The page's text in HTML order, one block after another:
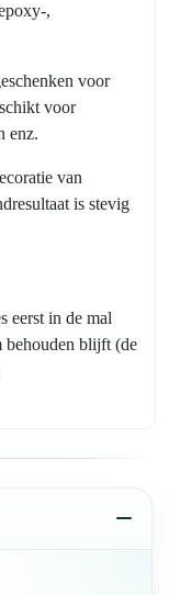
,
voor
voor
enz.
van
is stevig
eerst in de mal
behouden blijft (de